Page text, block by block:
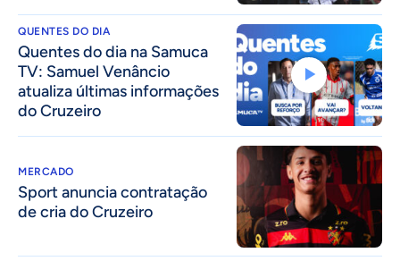
QUENTES DO DIA
Quentes do dia na Samuca
TV: Samuel Venâncio
atualiza últimas informações
do Cruzeiro
MERCADO
Sport anuncia contratação
de cria do Cruzeiro